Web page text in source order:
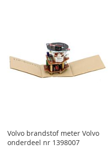
Volvo brandstof meter Volvo
onderdeel nr 1398007